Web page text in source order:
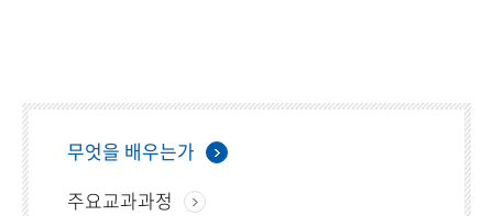
무엇을 배우는가
주요교과과정